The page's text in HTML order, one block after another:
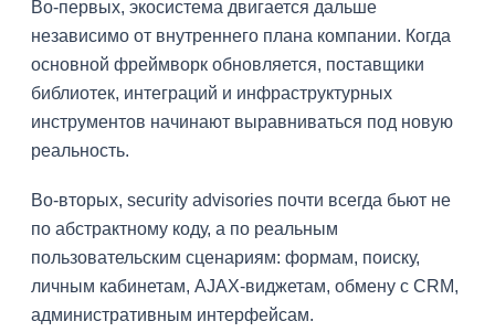
Во-первых, экосистема двигается дальше
независимо от внутреннего плана компании. Когда
основной фреймворк обновляется, поставщики
библиотек, интеграций и инфраструктурных
инструментов начинают выравниваться под новую
реальность.
Во-вторых, security advisories почти всегда бьют не
по абстрактному коду, а по реальным
пользовательским сценариям: формам, поиску,
личным кабинетам, AJAX-виджетам, обмену с CRM,
административным интерфейсам.